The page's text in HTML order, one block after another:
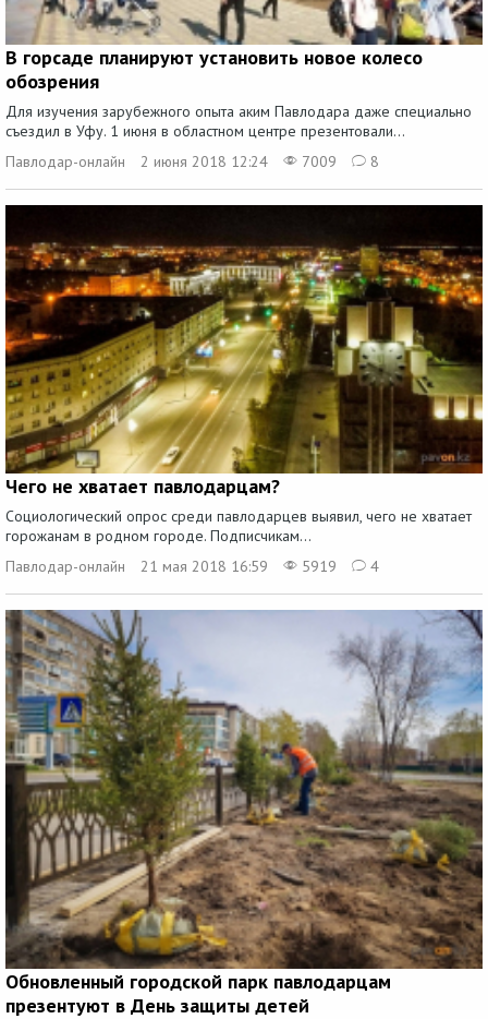
В горсаде планируют установить новое колесо
обозрения
Для изучения зарубежного опыта аким Павлодара даже специально
съездил в Уфу. 1 июня в областном центре презентовали...
Павлодар-онлайн
2 июня 2018 12:24 7009 8
Чего не хватает павлодарцам?
Социологический опрос среди павлодарцев выявил, чего не хватает
горожанам в родном городе. Подписчикам...
Павлодар-онлайн
21 мая 2018 16:59 5919 4
Обновленный городской парк павлодарцам
презентуют в День защиты детей